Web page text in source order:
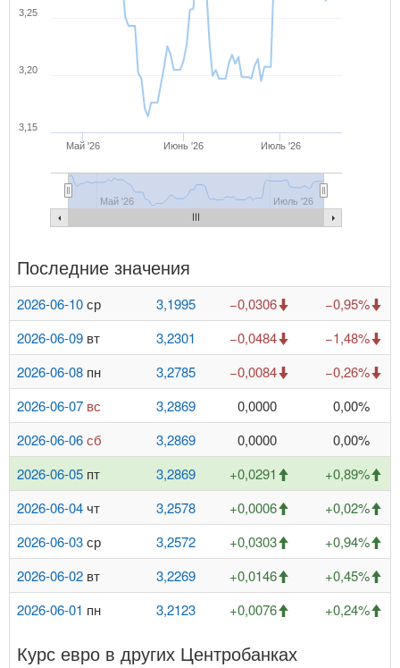
Май '26 Июнь '26 Июль '26
Май '26 Июль '26
3,15
3,20
3,25
Последние значения
2026-06-10ср 3,1995 −0,0306
−0,95%
2026-06-09 вт 3,2301 −0,0484
−1,48%
2026-06-08 пн 3,2785 −0,0084
−0,26%
2026-06-07 вс 3,2869 0,0000
0,00%
2026-06-06сб 3,2869 0,0000
0,00%
2026-06-05 пт 3,2869 +0,0291
+0,89%
2026-06-04 чт 3,2578 +0,0006
+0,02%
2026-06-03ср 3,2572 +0,0303
+0,94%
2026-06-02 вт 3,2269 +0,0146
+0,45%
2026-06-01 пн 3,2123 +0,0076 +0,24%
Курс евро в других Центробанках